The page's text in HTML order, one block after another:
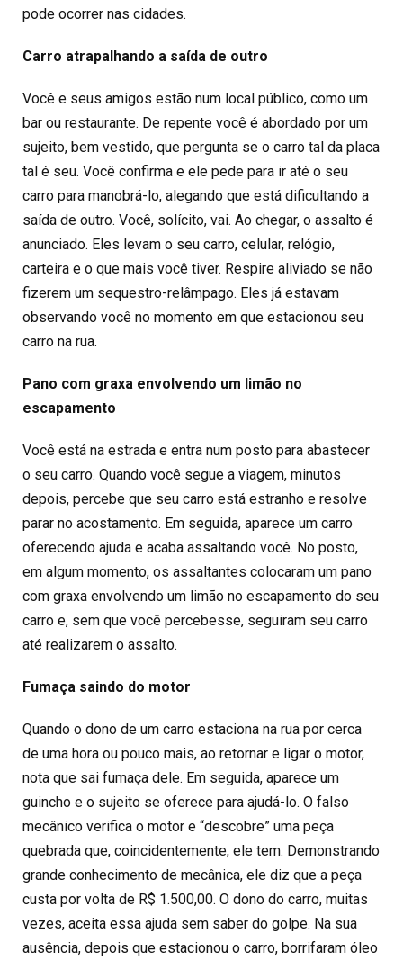
pode ocorrer nas cidades.
Carro atrapalhando a saída de outro
Você e seus amigos estão num local público, como um
bar ou restaurante. De repente você é abordado por um
sujeito, bem vestido, que pergunta se o carro tal da placa
tal é seu. Você confirma e ele pede para ir até o seu
carro para manobrá-lo, alegando que está dificultando a
saída de outro. Você, solícito, vai. Ao chegar, o assalto é
anunciado. Eles levam o seu carro, celular, relógio,
carteira e o que mais você tiver. Respire aliviado se não
fizerem um sequestro-relâmpago. Eles já estavam
observando você no momento em que estacionou seu
carro na rua.
Pano com graxa envolvendo um limão no
escapamento
Você está na estrada e entra num posto para abastecer
o seu carro. Quando você segue a viagem, minutos
depois, percebe que seu carro está estranho e resolve
parar no acostamento. Em seguida, aparece um carro
oferecendo ajuda e acaba assaltando você. No posto,
em algum momento, os assaltantes colocaram um pano
com graxa envolvendo um limão no escapamento do seu
carro e, sem que você percebesse, seguiram seu carro
até realizarem o assalto.
Fumaça saindo do motor
Quando o dono de um carro estaciona na rua por cerca
de uma hora ou pouco mais, ao retornar e ligar o motor,
nota que sai fumaça dele. Em seguida, aparece um
guincho e o sujeito se oferece para ajudá-lo. O falso
mecânico verifica o motor e “descobre” uma peça
quebrada que, coincidentemente, ele tem. Demonstrando
grande conhecimento de mecânica, ele diz que a peça
custa por volta de R$ 1.500,00. O dono do carro, muitas
vezes, aceita essa ajuda sem saber do golpe. Na sua
ausência, depois que estacionou o carro, borrifaram óleo